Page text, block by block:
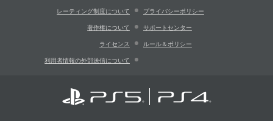
レーティング制度について プライバシーポリシー
著作権について サポートセンター
ライセンス ルール＆ポリシー
利用者情報の外部送信について